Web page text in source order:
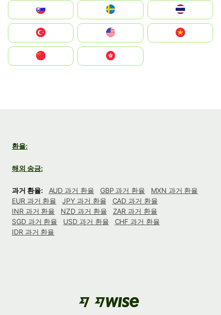
United States
中國香港特別行政區
환율:
해외 송금:
과거 환율: AUD 과거 환율 GBP 과거 환율
MXN 과거 환율
EUR 과거 환율
JPY 과거 환율
CAD 과거 환율
INR 과거 환율
NZD 과거 환율
ZAR 과거 환율
SGD 과거 환율
USD 과거 환율
CHF 과거 환율
IDR 과거 환율